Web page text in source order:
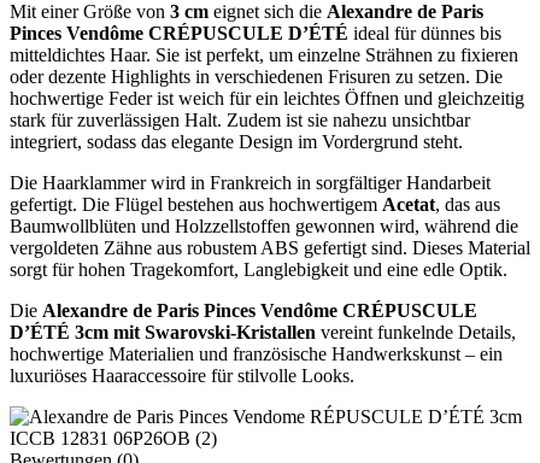
Mit einer Größe von 3 cm eignet sich die Alexandre de Paris
Pinces Vendôme CRÉPUSCULE D’ÉTÉ ideal für dünnes bis
mitteldichtes Haar. Sie ist perfekt, um einzelne Strähnen zu fixieren
oder dezente Highlights in verschiedenen Frisuren zu setzen. Die
hochwertige Feder ist weich für ein leichtes Öffnen und gleichzeitig
stark für zuverlässigen Halt. Zudem ist sie nahezu unsichtbar
integriert, sodass das elegante Design im Vordergrund steht.
Die Haarklammer wird in Frankreich in sorgfältiger Handarbeit
gefertigt. Die Flügel bestehen aus hochwertigem Acetat, das aus
Baumwollblüten und Holzzellstoffen gewonnen wird, während die
vergoldeten Zähne aus robustem ABS gefertigt sind. Dieses Material
sorgt für hohen Tragekomfort, Langlebigkeit und eine edle Optik.
Die Alexandre de Paris Pinces Vendôme CRÉPUSCULE
D’ÉTÉ 3cm mit Swarovski-Kristallen vereint funkelnde Details,
hochwertige Materialien und französische Handwerkskunst – ein
luxuriöses Haaraccessoire für stilvolle Looks.